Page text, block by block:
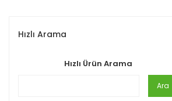
Hızlı Arama
Hızlı Ürün Arama
Ara